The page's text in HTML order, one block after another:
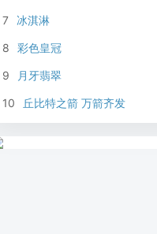
7 冰淇淋
8 彩色皇冠
9 月牙翡翠
10 丘比特之箭 万箭齐发